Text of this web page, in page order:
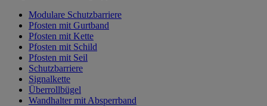
Modulare Schutzbarriere
Pfosten mit Gurtband
Pfosten mit Kette
Pfosten mit Schild
Pfosten mit Seil
Schutzbarriere
Signalkette
Überrollbügel
Wandhalter mit Absperrband